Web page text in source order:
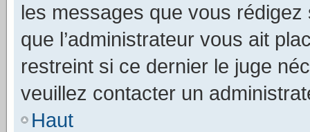
les messages que vous
que l’administrateur vous ait
restreint si ce dernier le juge
veuillez contacter un
Haut